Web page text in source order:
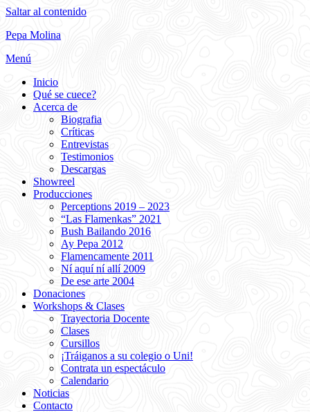
Saltar al contenido
Pepa Molina
Menú
Inicio
Qué se cuece?
Acerca de
Biografia
Críticas
Entrevistas
Testimonios
Descargas
Showreel
Producciones
Perceptions 2019 – 2023
“Las Flamenkas” 2021
Bush Bailando 2016
Ay Pepa 2012
Flamencamente 2011
Ní aquí ní allí 2009
De ese arte 2004
Donaciones
Workshops & Clases
Trayectoria Docente
Clases
Cursillos
¡Tráiganos a su colegio o Uni!
Contrata un espectáculo
Calendario
Noticias
Contacto